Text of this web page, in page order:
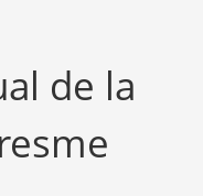
de la